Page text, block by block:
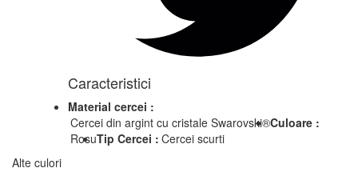
Caracteristici
Material cercei :
Cercei din argint cu cristale Swarovski®Culoare :
RosuTip Cercei : Cercei scurti
Alte culori